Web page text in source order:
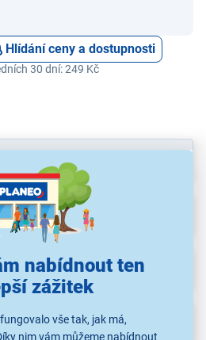
nabídnout ten
zážitek
vše tak, jak má,
nim vám můžeme nabídnout
Hlídání ceny a dostupnosti
30 dní: 249 Kč
Popis
(1)
stažení